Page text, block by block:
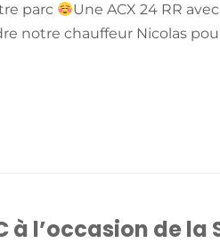
parc
Une ACX 24 RR
notre chauffeur Nicolas
à l’occasion de la